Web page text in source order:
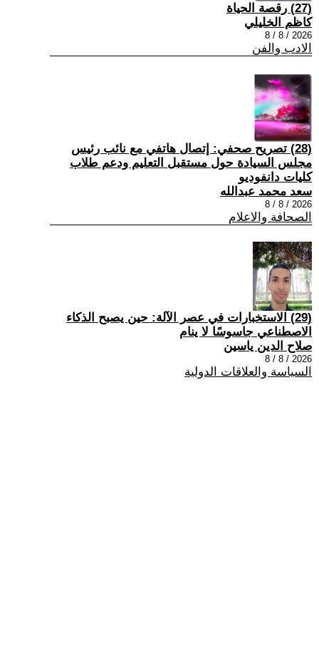
(27) رقصة الحياة
كاظم الخليلي
2026 / 8 / 8
الادب والفن
(28) تصريح صحفي: إتصال هاتفي مع نائب رئيس
مجلس السيادة حول مستقبل التعليم ودعم طلاب
كليات دانفوديو
سعد محمد عبدالله
2026 / 8 / 8
الصحافة والاعلام
(29) الاستخبارات في عصر الآلة: حين يصبح الذكاء
الاصطناعي جاسوسًا لا ينام
صلاح الدين ياسين
2026 / 8 / 8
السياسة والعلاقات الدولية